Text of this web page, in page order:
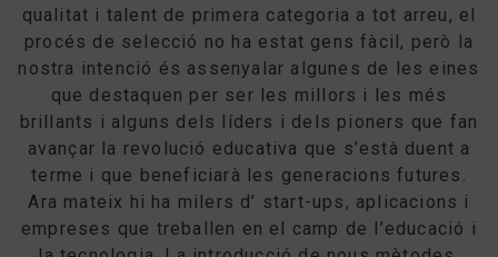
qualitat i talent de primera categoria a tot arreu, el
procés de selecció no ha estat gens fàcil, però la
nostra intenció és assenyalar algunes de les eines
que destaquen per ser les millors i les més
brillants i alguns dels líders i dels pioners que fan
avançar la revolució educativa que s’està duent a
terme i que beneficiarà les generacions futures.
Ara mateix hi ha milers d’ start-ups, aplicacions i
empreses que treballen en el camp de l’educació i